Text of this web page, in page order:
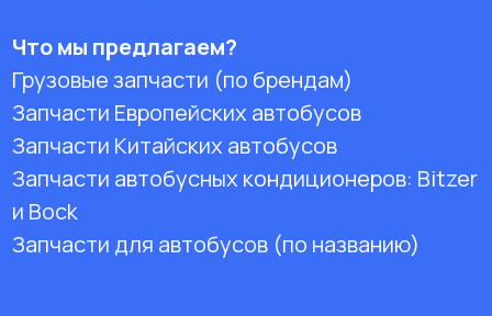
Что мы предлагаем?
Грузовые запчасти (по брендам)
Запчасти Европейских автобусов
Запчасти Китайских автобусов
Запчасти автобусных кондиционеров: Bitzer
и Bock
Запчасти для автобусов (по названию)